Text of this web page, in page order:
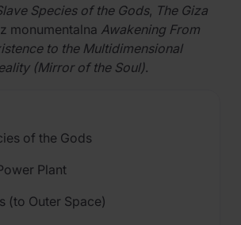
Species of the Gods, The Giza
monumentalna Awakening From
to the Multidimensional
(Mirror of the Soul).
of the Gods
Plant
(to Outer Space)